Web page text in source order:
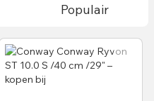
Populair